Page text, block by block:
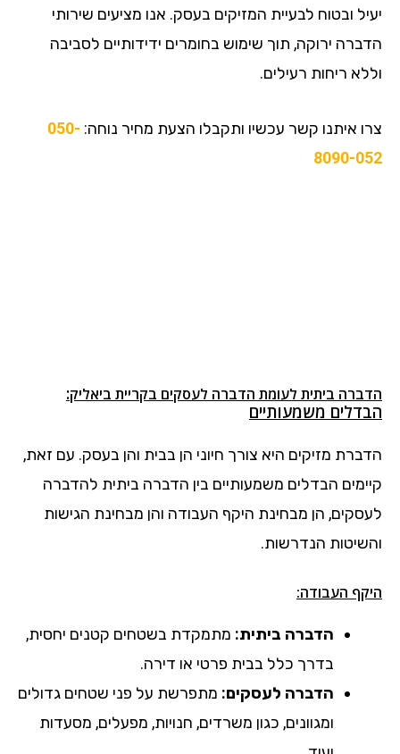
יעיל ובטוח לבעיית המזיקים בעסק. אנו מציעים שירותי
הדברה ירוקה, תוך שימוש בחומרים ידידותיים לסביבה
וללא ריחות רעילים.
צרו איתנו קשר עכשיו ותקבלו הצעת מחיר נוחה: 050-
8090-052
הדברה ביתית לעומת הדברה לעסקים בקריית ביאליק:
הבדלים משמעותיים
הדברת מזיקים היא צורך חיוני הן בבית והן בעסק. עם זאת,
קיימים הבדלים משמעותיים בין הדברה ביתית להדברה
לעסקים, הן מבחינת היקף העבודה והן מבחינת הגישות
והשיטות הנדרשות.
היקף העבודה:
הדברה ביתית: מתמקדת בשטחים קטנים יחסית,
בדרך כלל בבית פרטי או דירה.
הדברה לעסקים: מתפרשת על פני שטחים גדולים
ומגוונים, כגון משרדים, חנויות, מפעלים, מסעדות